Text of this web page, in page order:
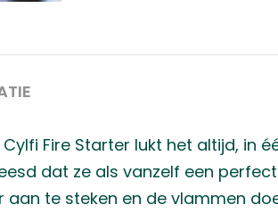
Fire Starter lukt het altijd, in
dat ze als vanzelf een
te steken en de vlammen